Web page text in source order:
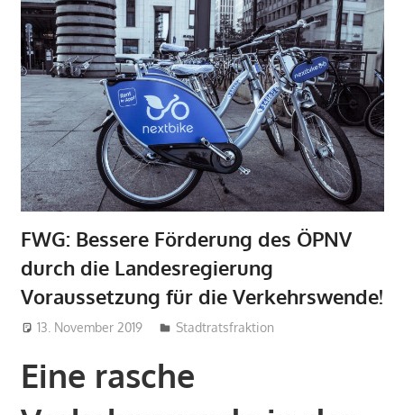
FWG: Bessere Förderung des ÖPNV
durch die Landesregierung
Voraussetzung für die Verkehrswende!
13. November 2019 admin
Stadtratsfraktion
Eine rasche